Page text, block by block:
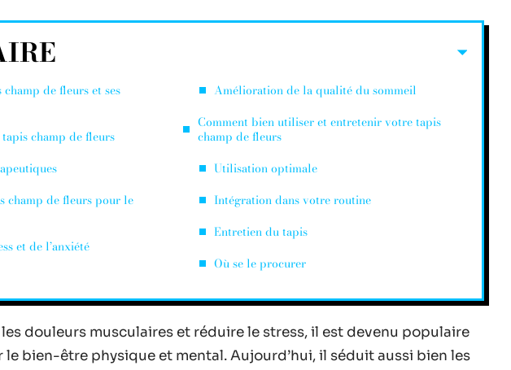
de fleurs et ses
champ de fleurs
champ de fleurs pour le
et de l’anxiété
Amélioration de la qualité du sommeil
Comment bien utiliser et entretenir votre tapis
champ de fleurs
Utilisation optimale
Intégration dans votre routine
Entretien du tapis
Où se le procurer
douleurs musculaires et réduire le stress, il est devenu populaire
le bien-être physique et mental. Aujourd’hui, il séduit aussi bien les